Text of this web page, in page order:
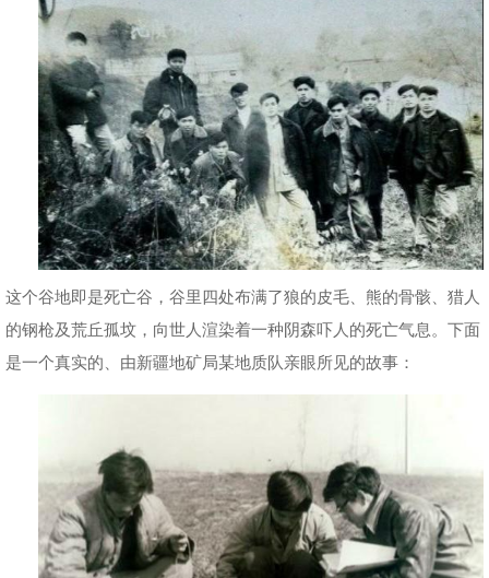
这个谷地即是死亡谷，谷里四处布满了狼的皮毛、熊的骨骸、猎人
的钢枪及荒丘孤坟，向世人渲染着一种阴森吓人的死亡气息。下面
是一个真实的、由新疆地矿局某地质队亲眼所见的故事：